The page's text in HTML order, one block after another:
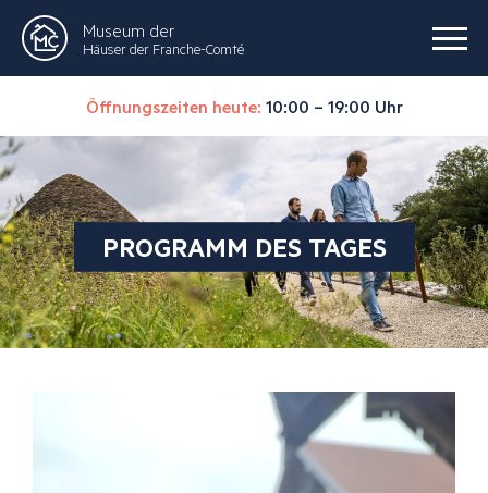
Museum der
Häuser der Franche-Comté
Öffnungszeiten heute: 10:00 – 19:00 Uhr
PROGRAMM DES TAGES